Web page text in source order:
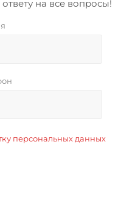
на все вопросы!
персональных данных